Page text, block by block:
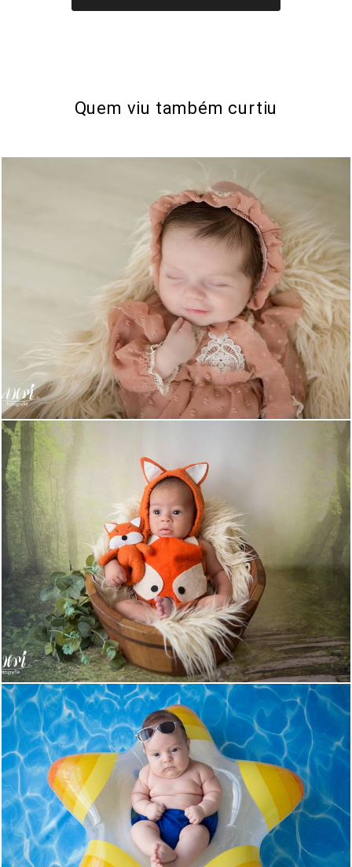
Quem viu também curtiu
614 1
640 23
944 6